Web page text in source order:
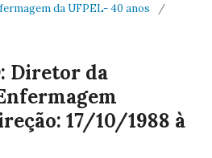
da UFPEL- 40 anos
/
Diretor da
17/10/1988 à